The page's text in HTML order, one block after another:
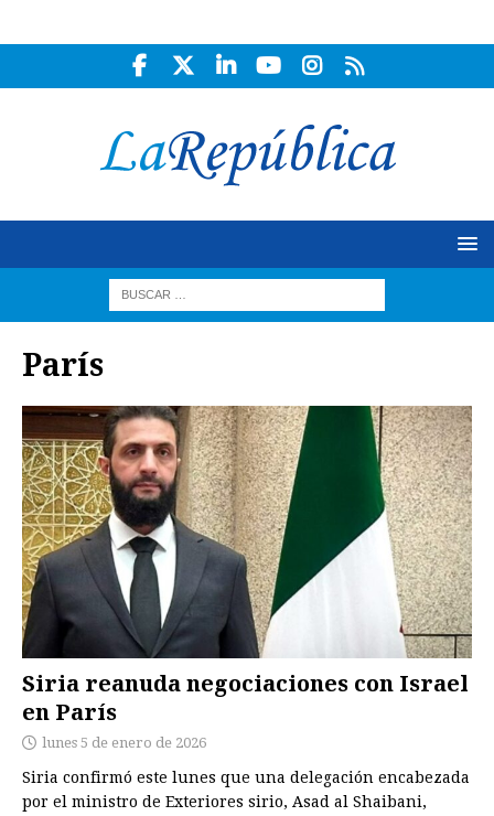
París
Siria reanuda negociaciones con Israel
en París
lunes 5 de enero de 2026
Siria confirmó este lunes que una delegación encabezada
por el ministro de Exteriores sirio, Asad al Shaibani,